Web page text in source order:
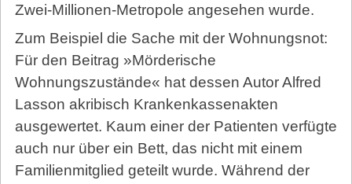
Zwei-Millionen-Metropole angesehen wurde.
Zum Beispiel die Sache mit der Wohnungsnot:
Für den Beitrag »Mörderische
Wohnungszustände« hat dessen Autor Alfred
Lasson akribisch Krankenkassenakten
ausgewertet. Kaum einer der Patienten verfügte
auch nur über ein Bett, das nicht mit einem
Familienmitglied geteilt wurde. Während der